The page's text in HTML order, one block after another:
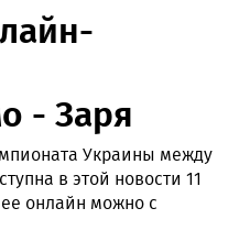
- Заря
Украины между
в этой новости 11
онлайн можно с